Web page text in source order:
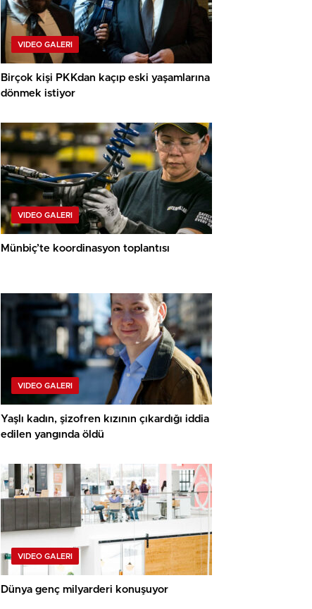
VIDEO GALERI
Birçok kişi PKKdan kaçıp eski yaşamlarına
dönmek istiyor
VIDEO GALERI
Münbiç’te koordinasyon toplantısı
VIDEO GALERI
Yaşlı kadın, şizofren kızının çıkardığı iddia
edilen yangında öldü
VIDEO GALERI
Dünya genç milyarderi konuşuyor